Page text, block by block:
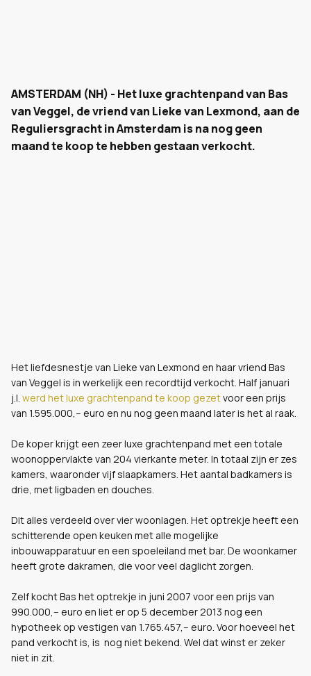
AMSTERDAM (NH) - Het luxe grachtenpand van Bas
van Veggel, de vriend van Lieke van Lexmond, aan de
Reguliersgracht in Amsterdam is na nog geen
maand te koop te hebben gestaan verkocht.
Het liefdesnestje van Lieke van Lexmond en haar vriend Bas
van Veggel is in werkelijk een recordtijd verkocht. Half januari
j.l. werd het luxe grachtenpand te koop gezetvoor een prijs
van 1.595.000,-- euro en nu nog geen maand later is het al raak.
De koper krijgt een zeer luxe grachtenpand met een totale
woonoppervlakte van 204 vierkante meter. In totaal zijn er zes
kamers, waaronder vijf slaapkamers. Het aantal badkamers is
drie, met ligbaden en douches.
Dit alles verdeeld over vier woonlagen. Het optrekje heeft een
schitterende open keuken met alle mogelijke
inbouwapparatuur en een spoeleiland met bar. De woonkamer
heeft grote dakramen, die voor veel daglicht zorgen.
Zelf kocht Bas het optrekje in juni 2007 voor een prijs van
990.000,-- euro en liet er op 5 december 2013 nog een
hypotheek op vestigen van 1.765.457,-- euro. Voor hoeveel het
pand verkocht is, is nog niet bekend. Wel dat winst er zeker
niet in zit.